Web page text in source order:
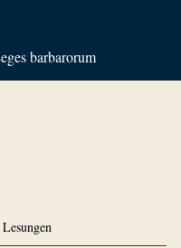
barbarorum